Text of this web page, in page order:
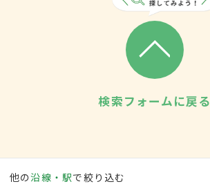
検索フォームに戻る
他の沿線・駅で絞り込む